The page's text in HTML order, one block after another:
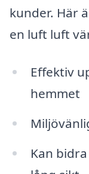
kunder. Här
en luft luft
Effektiv
hemmet
Kan